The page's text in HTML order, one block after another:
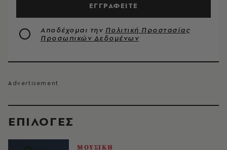
EΠΙΛΟΓΈΣ
ΜΟΥΣΙΚΗ
ΕΓΓΡΑΦΕΙΤΕ
Αποδέχομαι την Πολιτική Προστασίας
Προσωπικών Δεδομένων